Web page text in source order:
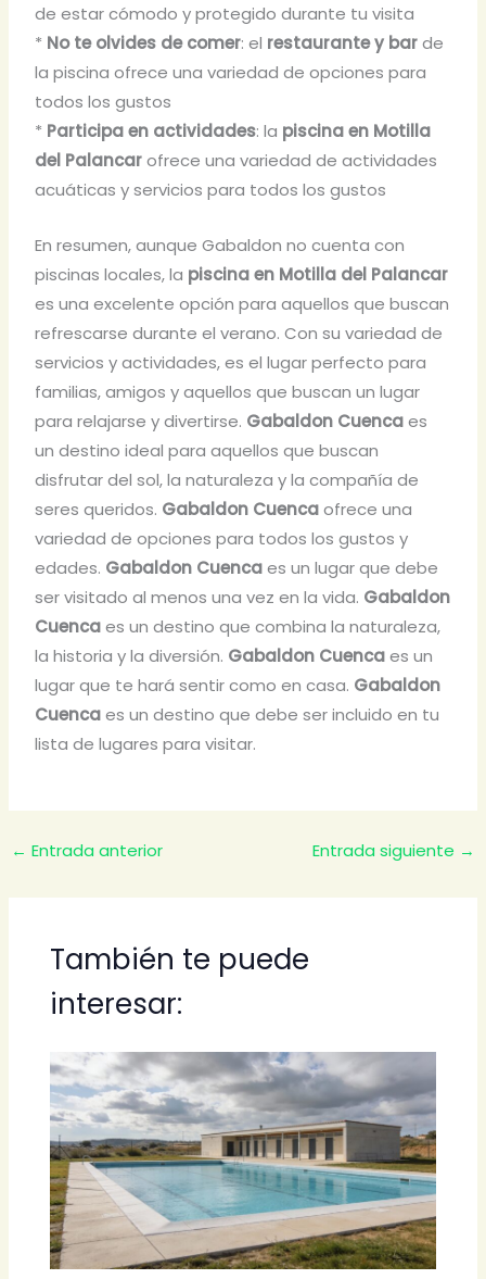
de estar cómodo y protegido durante tu visita
* No te olvides de comer: el restaurante y barde
la piscina ofrece una variedad de opciones para
todos los gustos
* Participa en actividades: la piscina en Motilla
del Palancarofrece una variedad de actividades
acuáticas y servicios para todos los gustos
En resumen, aunque Gabaldon no cuenta con
piscinas locales, la piscina en Motilla del Palancar
es una excelente opción para aquellos que buscan
refrescarse durante el verano. Con su variedad de
servicios y actividades, es el lugar perfecto para
familias, amigos y aquellos que buscan un lugar
para relajarse y divertirse. Gabaldon Cuencaes
un destino ideal para aquellos que buscan
disfrutar del sol, la naturaleza y la compañía de
seres queridos. Gabaldon Cuencaofrece una
variedad de opciones para todos los gustos y
edades. Gabaldon Cuencaes un lugar que debe
ser visitado al menos una vez en la vida. Gabaldon
Cuencaes un destino que combina la naturaleza,
la historia y la diversión. Gabaldon Cuencaes un
lugar que te hará sentir como en casa. Gabaldon
Cuencaes un destino que debe ser incluido en tu
lista de lugares para visitar.
← Entrada anterior Entrada siguiente →
También te puede
interesar: